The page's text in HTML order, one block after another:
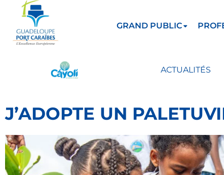
GRAND PUBLIC
ACTUALITÉS
J’ADOPTE UN